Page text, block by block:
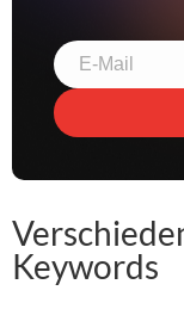
Keywords